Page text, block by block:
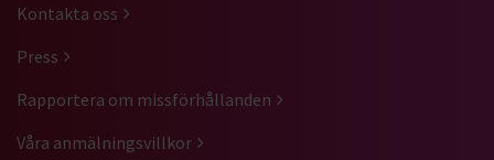
Kontakta oss
Press
Rapportera om missförhållanden
Våra anmälningsvillkor